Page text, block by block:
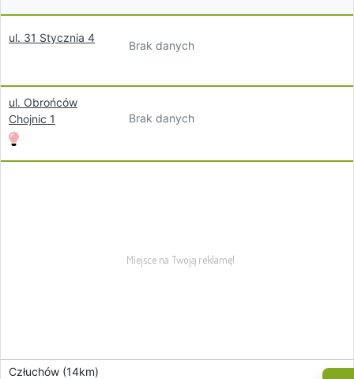
ul. 31 Stycznia 4
Brak danych
ul. Obrońców
Chojnic 1
Brak danych
Człuchów (14km)